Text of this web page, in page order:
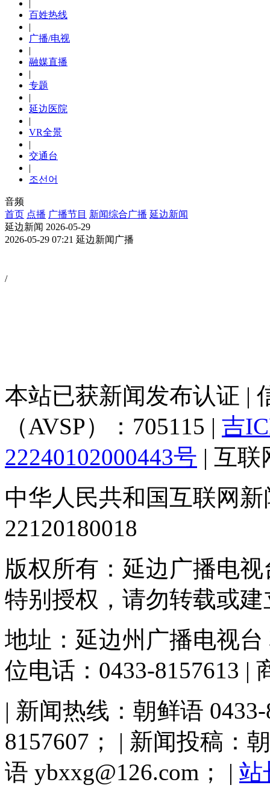
百姓热线
|
广播/电视
|
融媒直播
|
专题
|
延边医院
|
VR全景
|
交通台
|
조선어
音频
首页 点播 广播节目 新闻综合广播 延边新闻
延边新闻 2026-05-29
2026-05-29 07:21 延边新闻广播
/
本站已获新闻发布认证 |
（AVSP）：705115 | 吉
22240102000443号 | 互联
中华人民共和国互联网
22120180018
版权所有：延边广播电
特别授权，请勿转载或
地址：延边州广播电视
位电话：0433-8157613 |
| 新闻热线：朝鲜语
8157607； | 新闻投稿：
语 ybxxg@126.com； | 站